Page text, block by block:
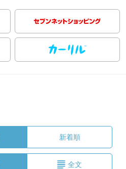
新着順
全文